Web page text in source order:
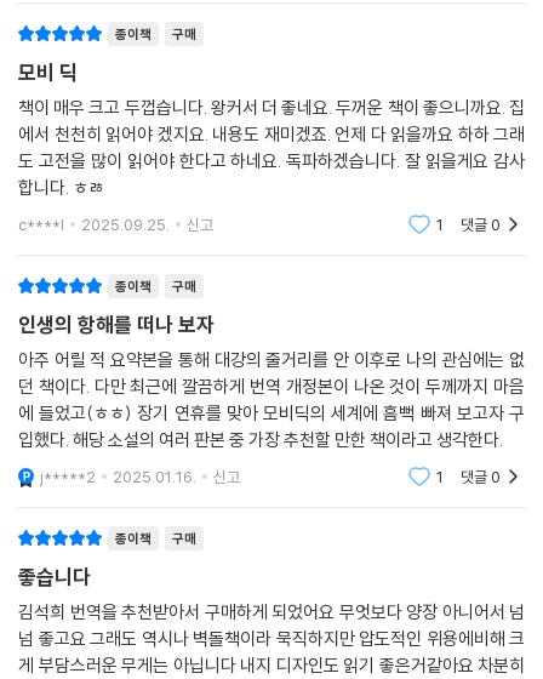
산업 서가에 꽂혀 있곤 했다. 멜빌은 마르키즈 제도의 식인종 마을에 살았
뒤진 끝에야 작품을 완성했는데, 특히 이 『모비 딕』을 쓸 때는 그 과학적 정
확성에 완벽을 기하고자 했다.
24만 단어, 전체 135장으로 구성된 이 소설은 우선 고래에 대한 어원 탐구
에서부터 시작된다. 이어지는 문헌 발췌 부분에는 『성경』에서 플리니우스
의 『박물지』를 거쳐 셰익스피어, 몽테뉴, 존 밀턴의 『실락원』, 제임스 쿡의
래’에 대해 거론한 글들이 폭넓게 소개된다. 놀랍도록 꼼꼼한 이 기록들은
도서관의 책들을 통해 얻어낸 것이며, 멜빌은 심혈을 기울여 완성한 자신
다.
“지나간 내 생애의 거센 파도여,
방랑자 이슈메일이 지켜본 바다, 그리고 인간의 비극
비극적인 서사시 『모비 딕』은 소설의 화자 이슈메일이 포경선에 올라 이
항해의 목적을 알게 되기까지를 그린 부분, 대서양에서 희망봉을 돌아 태
평양까지 이어지는 항해 부분, 마지막으로 모비 딕과의 결투와 ‘피쿼드’호
의 침몰을 그린 세 부분으로 나누어진다. 이 이야기들을 처음부터 끝까지
이끌고 가는 것은 에이해브가 아닌 화자 ‘이슈메일’이다. 그는 에이해브 선
종이책 구매
모비 딕
책이 매우 크고 두껍습니다. 왕커서 더 좋네요. 두꺼운 책이 좋으니까요. 집
에서 천천히 읽어야 겠지요. 내용도 재미겠죠. 언제 다 읽을까요 하하 그래
도 고전을 많이 읽어야 한다고 하네요. 독파하겠습니다. 잘 읽을게요 감사
합니다. ㅎㅀ
c****l 2025.09.25. 신고 1 댓글0
종이책 구매
인생의 항해를 떠나 보자
아주 어릴 적 요약본을 통해 대강의 줄거리를 안 이후로 나의 관심에는 없
던 책이다. 다만 최근에 깔끔하게 번역 개정본이 나온 것이 두께까지 마음
에 들었고(ㅎㅎ) 장기 연휴를 맞아 모비딕의 세계에 흠뻑 빠져 보고자 구
입했다. 해당 소설의 여러 판본 중 가장 추천할 만한 책이라고 생각한다.
j*****2 2025.01.16. 신고 1 댓글0
종이책 구매
좋습니다
김석희 번역을 추천받아서 구매하게 되었어요 무엇보다 양장 아니어서 넘
넘 좋고요 그래도 역시나 벽돌책이라 묵직하지만 압도적인 위용에비해 크
게 부담스러운 무게는 아닙니다 내지 디자인도 읽기 좋은거같아요 차분히